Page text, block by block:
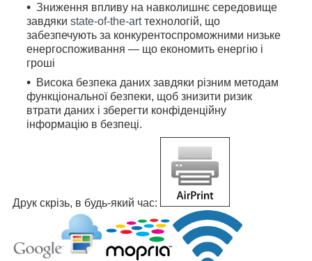
Зниження впливу на навколишнє середовище
завдяки state-of-the-artтехнологій, що
забезпечують за конкурентоспроможними низьке
енергоспоживання ― що економить енергію і
гроші
Висока безпека даних завдяки різним методам
функціональної безпеки, щоб знизити ризик
втрати даних і зберегти конфіденційну
інформацію в безпеці.
Друк скрізь, в будь-який час: